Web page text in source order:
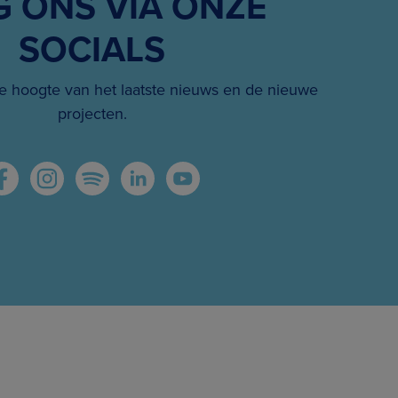
SOCIALS
hoogte van het laatste nieuws en de nieuwe
projecten.